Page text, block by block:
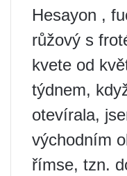
Hesayon ​​​​,
růžový s
kvete od
týdnem,
otevírala,
východním
římse, tzn.